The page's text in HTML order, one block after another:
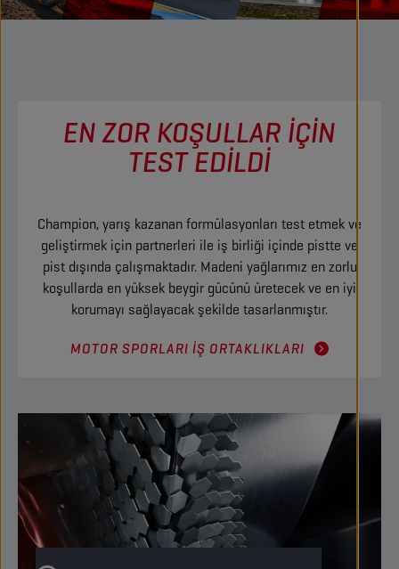
EN ZOR KOŞULLAR İÇİN
TEST EDİLDİ
Champion, yarış kazanan formülasyonları test etmek ve
geliştirmek için partnerleri ile iş birliği içinde pistte ve
pist dışında çalışmaktadır. Madeni yağlarımız en zorlu
koşullarda en yüksek beygir gücünü üretecek ve en iyi
korumayı sağlayacak şekilde tasarlanmıştır.
MOTOR SPORLARI IŞ ORTAKLIKLARI